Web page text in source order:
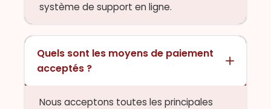
système de support en ligne.
Quels sont les moyens de paiement
acceptés ?
Nous acceptons toutes les principales